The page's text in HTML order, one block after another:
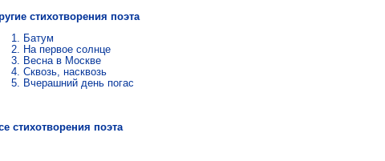
стихотворения поэта
Батум
На первое солнце
Весна в Москве
Сквозь, насквозь
Вчерашний день погас
стихотворения поэта